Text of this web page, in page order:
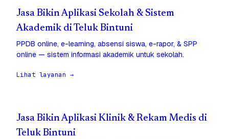
Jasa Bikin Aplikasi Sekolah & Sistem
Akademik di Teluk Bintuni
PPDB online, e-learning, absensi siswa, e-rapor, & SPP
online — sistem informasi akademik untuk sekolah.
Lihat layanan →
Jasa Bikin Aplikasi Klinik & Rekam Medis di
Teluk Bintuni